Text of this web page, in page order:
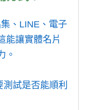
、LINE、電子
能讓實體名片
。
試是否能順利